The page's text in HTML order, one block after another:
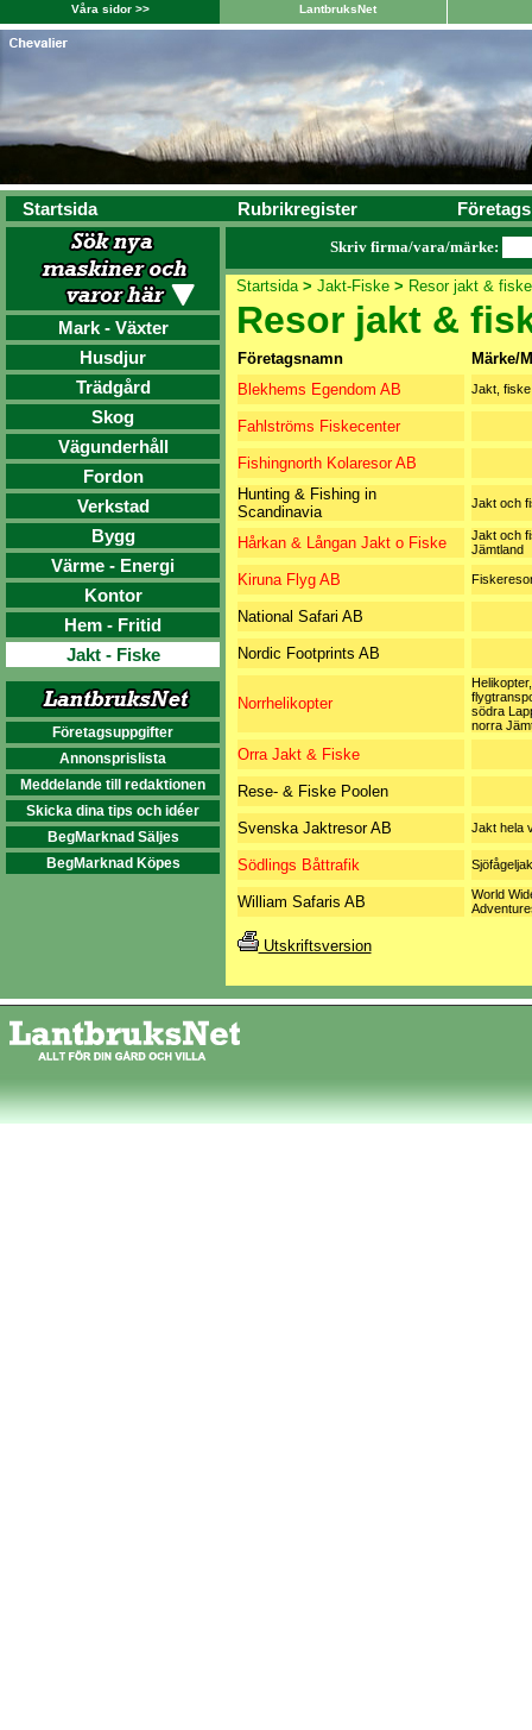
Våra sidor >> LantbruksNet
Startsida Rubrikregister
Mark - Växter
Husdjur
Trädgård
Skog
Vägunderhåll
Fordon
Verkstad
Bygg
Värme - Energi
Kontor
Hem - Fritid
Jakt - Fiske
Företagsuppgifter
Annonsprislista
Meddelande till redaktionen
Skicka dina tips och idéer
BegMarknad Säljes
BegMarknad Köpes
Skriv firma/vara/märke:
Startsida> Jakt-Fiske > Resor jakt & fiske
Resor jakt &
Företagsnamn
Märke/
Blekhems Egendom AB
Jakt, fiske
Fahlströms Fiskecenter
Fishingnorth Kolaresor AB
Hunting & Fishing in
Scandinavia
Jakt och
Hårkan & Långan Jakt o Fiske
Jakt och
Jämtland
Kiruna Flyg AB
National Safari AB
Nordic Footprints AB
Norrhelikopter
Helikopter,
södra
norra
Orra Jakt & Fiske
Rese- & Fiske Poolen
Svenska Jaktresor AB Jakt hela
Södlings Båttrafik
William Safaris AB
World
Utskriftsversion